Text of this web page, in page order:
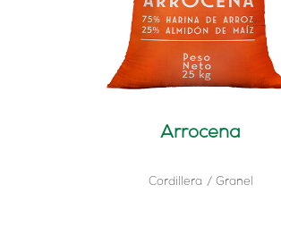
Arrocena
Cordillera Granel